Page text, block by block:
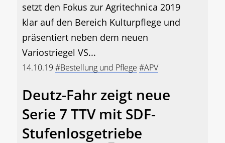
setzt den Fokus zur Agritechnica 2019
klar auf den Bereich Kulturpflege und
präsentiert neben dem neuen
Variostriegel VS...
14.10.19 #Bestellung und Pflege #APV
Deutz-Fahr zeigt neue
Serie 7 TTV mit SDF-
Stufenlosgetriebe